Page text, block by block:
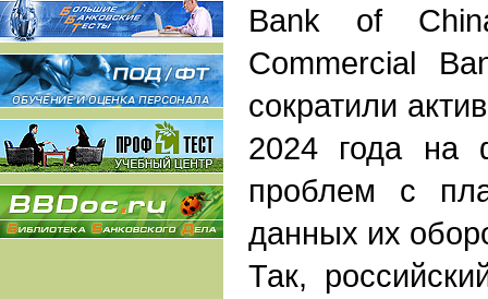
Bank of
Commercial
сократили
2024 года на
проблем с
данных их
Так,